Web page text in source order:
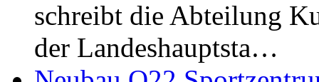
schreibt die Abteilung
der Landeshauptsta…